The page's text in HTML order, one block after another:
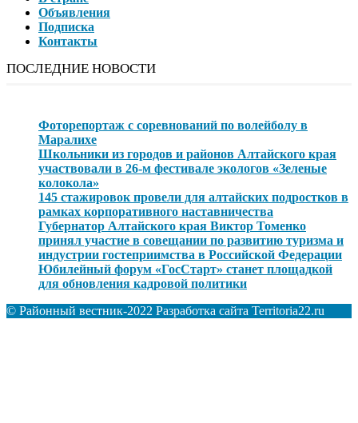
Объявления
Подписка
Контакты
ПОСЛЕДНИЕ НОВОСТИ
Фоторепортаж с соревнований по волейболу в
Маралихе
Школьники из городов и районов Алтайского края
участвовали в 26-м фестивале экологов «Зеленые
колокола»
145 стажировок провели для алтайских подростков в
рамках корпоративного наставничества
Губернатор Алтайского края Виктор Томенко
принял участие в совещании по развитию туризма и
индустрии гостеприимства в Российской Федерации
Юбилейный форум «ГосСтарт» станет площадкой
для обновления кадровой политики
© Районный вестник-2022 Разработка сайта Territoria22.ru